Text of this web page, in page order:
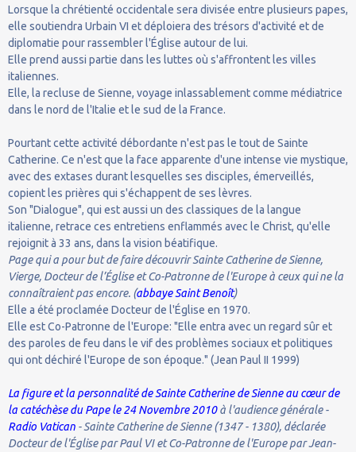
Lorsque la chrétienté occidentale sera divisée entre plusieurs papes,
elle soutiendra Urbain VI et déploiera des trésors d'activité et de
diplomatie pour rassembler l'Église autour de lui.
Elle prend aussi partie dans les luttes où s'affrontent les villes
italiennes.
Elle, la recluse de Sienne, voyage inlassablement comme médiatrice
dans le nord de l'Italie et le sud de la France.
Pourtant cette activité débordante n'est pas le tout de Sainte
Catherine. Ce n'est que la face apparente d'une intense vie mystique,
avec des extases durant lesquelles ses disciples, émerveillés,
copient les prières qui s'échappent de ses lèvres.
Son "Dialogue", qui est aussi un des classiques de la langue
italienne, retrace ces entretiens enflammés avec le Christ, qu'elle
rejoignit à 33 ans, dans la vision béatifique.
Page qui a pour but de faire découvrir Sainte Catherine de Sienne,
Vierge, Docteur de l’Église et Co-Patronne de l'Europe à ceux qui ne la
connaîtraient pas encore. (abbaye Saint Benoît)
Elle a été proclamée Docteur de l'Église en 1970.
Elle est Co-Patronne de l'Europe: "Elle entra avec un regard sûr et
des paroles de feu dans le vif des problèmes sociaux et politiques
qui ont déchiré l'Europe de son époque." (Jean Paul II 1999)
La figure et la personnalité de Sainte Catherine de Sienne au cœur de
la catéchèse du Pape le 24 Novembre 2010à l'audience générale -
Radio Vatican - Sainte Catherine de Sienne (1347 - 1380), déclarée
Docteur de l'Église par Paul VI et Co-Patronne de l'Europe par Jean-